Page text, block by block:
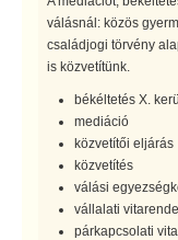
válásnál: közös
családjogi törvény
is közvetítünk.
békéltetés X.
mediáció
közvetítői eljárás
közvetítés
válási
vállalati
párkapcsolati